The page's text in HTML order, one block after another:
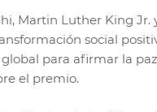
Martin Luther King Jr.
social
para afirmar la
el premio.